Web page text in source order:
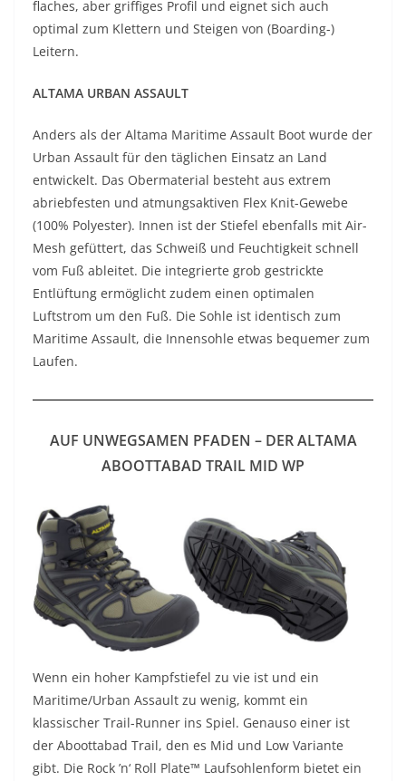
flaches, aber griffiges Profil und eignet sich auch
optimal zum Klettern und Steigen von (Boarding-)
Leitern.
ALTAMA URBAN ASSAULT
Anders als der Altama Maritime Assault Boot wurde der
Urban Assault für den täglichen Einsatz an Land
entwickelt. Das Obermaterial besteht aus extrem
abriebfesten und atmungsaktiven Flex Knit-Gewebe
(100% Polyester). Innen ist der Stiefel ebenfalls mit Air-
Mesh gefüttert, das Schweiß und Feuchtigkeit schnell
vom Fuß ableitet. Die integrierte grob gestrickte
Entlüftung ermöglicht zudem einen optimalen
Luftstrom um den Fuß. Die Sohle ist identisch zum
Maritime Assault, die Innensohle etwas bequemer zum
Laufen.
AUF UNWEGSAMEN PFADEN – DER ALTAMA
ABOOTTABAD TRAIL MID WP
Wenn ein hoher Kampfstiefel zu vie ist und ein
Maritime/Urban Assault zu wenig, kommt ein
klassischer Trail-Runner ins Spiel. Genauso einer ist
der Aboottabad Trail, den es Mid und Low Variante
gibt. Die Rock ’n‘ Roll Plate™ Laufsohlenform bietet ein